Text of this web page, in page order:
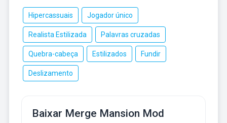
Hipercassuais Jogador único
Realista Estilizada Palavras cruzadas
Quebra-cabeça Estilizados Fundir
Deslizamento
Baixar Merge Mansion Mod